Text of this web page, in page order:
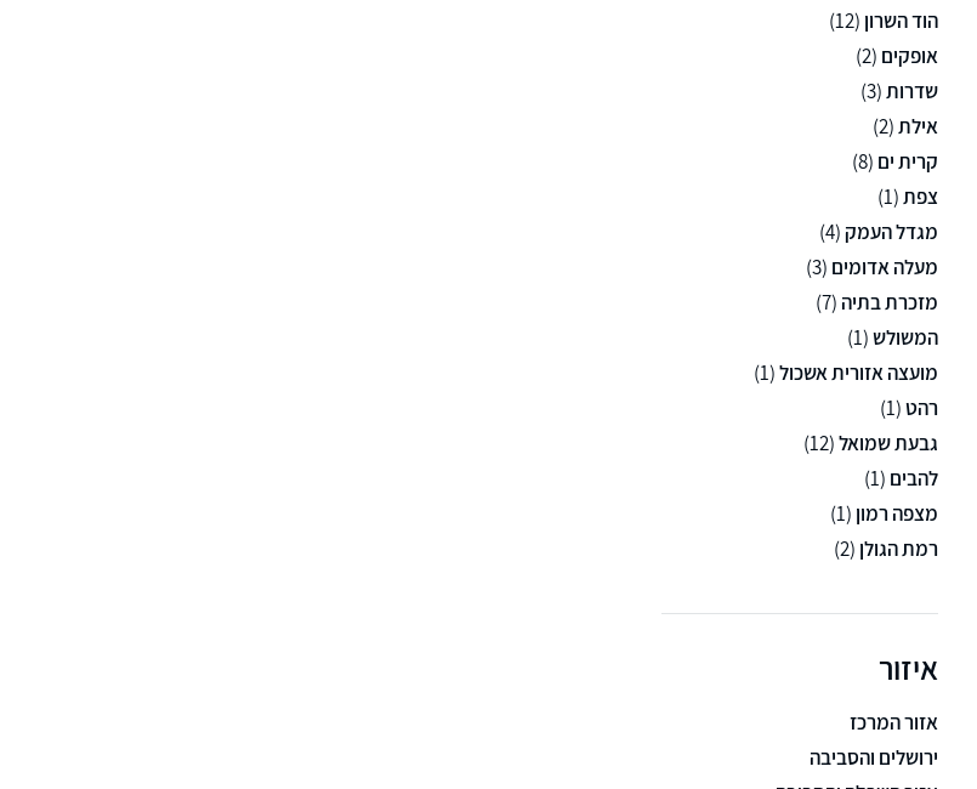
הוד השרון (12)
אופקים (2)
שדרות(3)
אילת(2)
קרית ים (8)
צפת(1)
מגדל העמק(4)
מעלה אדומים (3)
מזכרת בתיה (7)
המשולש(1)
מועצה אזורית אשכול(1)
רהט(1)
גבעת שמואל(12)
להבים (1)
מצפה רמון (1)
רמת הגולן (2)
איזור
אזור המרכז
ירושלים והסביבה